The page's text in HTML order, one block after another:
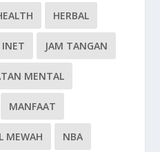
HERBAL
INET JAM TANGAN
MENTAL
MANFAAT
MEWAH NBA